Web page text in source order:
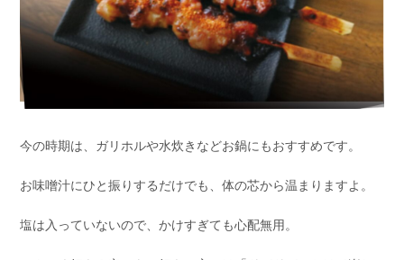
今の時期は、ガリホルや水炊きなどお鍋にもおすすめです。
お味噌汁にひと振りするだけでも、体の芯から温まりますよ。
塩は入っていないので、かけすぎても心配無用。